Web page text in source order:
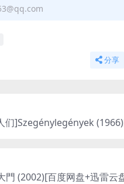
分享
们]Szegénylegények
門 (2002)[百度网盘+迅雷云